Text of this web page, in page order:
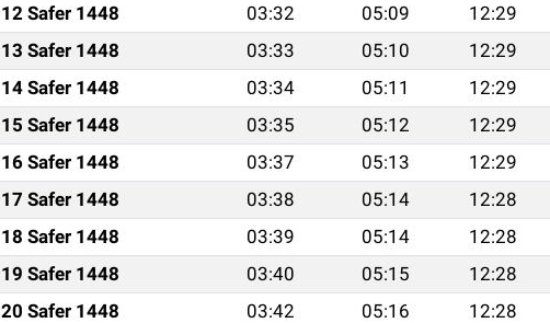
12 Safer 1448 03:32 05:09 12:29
13 Safer 1448 03:33 05:10 12:29
14 Safer 1448 03:34 05:11 12:29
15 Safer 1448 03:35 05:12 12:29
16 Safer 1448 03:37 05:13 12:29
17 Safer 1448 03:38 05:14 12:28
18 Safer 1448 03:39 05:14 12:28
19 Safer 1448 03:40 05:15 12:28
20 Safer 1448 03:42 05:16 12:28